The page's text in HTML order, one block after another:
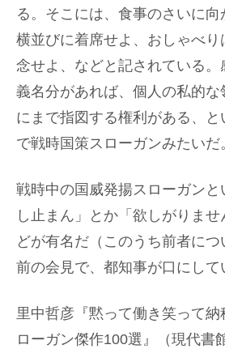
る。そこには、食事のさいに
横並びに着席せよ、おしゃべ
念せよ、などと記されている。
義名分があれば、個人の私的な
にまで指図する権利がある、と
で戦時国策スローガンみたいだ
戦時中の国威発揚スローガンと
し止まん」とか「欲しがりま
どが有名だ（このうち前者につ
前の会見で、都知事が口にして
里中哲彦『黙って働き笑って
ローガン傑作100選』（現代書